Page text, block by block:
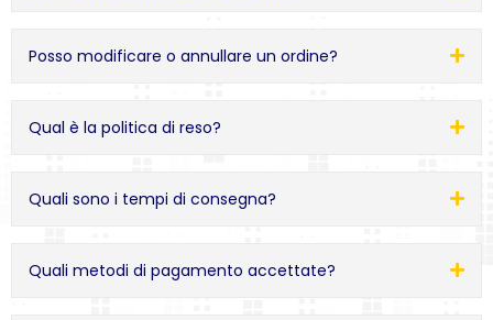
Posso modificare o annullare un ordine?
Qual è la politica di reso?
Quali sono i tempi di consegna?
Quali metodi di pagamento accettate?